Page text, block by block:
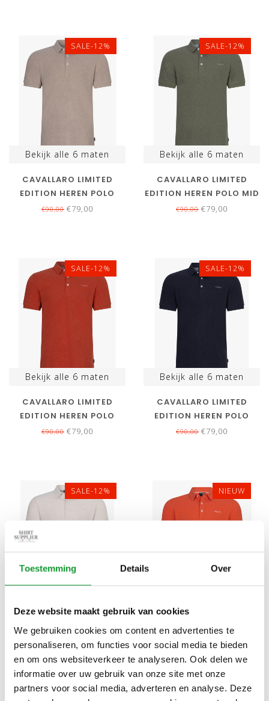
Toestemming Details Over
Deze website maakt gebruik van cookies
We gebruiken cookies om content en advertenties te
personaliseren, om functies voor social media te bieden
en om ons websiteverkeer te analyseren. Ook delen we
informatie over uw gebruik van onze site met onze
partners voor social media, adverteren en analyse. Deze
SALE-12%
Bekijk alle 6 maten
CAVALLARO LIMITED
EDITION HEREN POLO
SAND MELANGE KATOEN
€90,00 €79,00
SALE-12%
Bekijk alle 6 maten
CAVALLARO LIMITED
EDITION HEREN POLO MID
GREEN MELANGE KATOEN
€90,00 €79,00
SALE-12%
Bekijk alle 6 maten
CAVALLARO LIMITED
EDITION HEREN POLO
BURNT ORANGE MELANGE
€90,00 €79,00
SALE-12%
Bekijk alle 6 maten
CAVALLARO LIMITED
EDITION HEREN POLO
DONKERBLAUW MELANGE
€90,00 €79,00
SALE-12%
EDITION HEREN POLO KIT
MELANGE KATOEN
STRETCH BAVONE
NIEUW
TERRACOTTA KATOEN
STRETCH NEAPOLIS